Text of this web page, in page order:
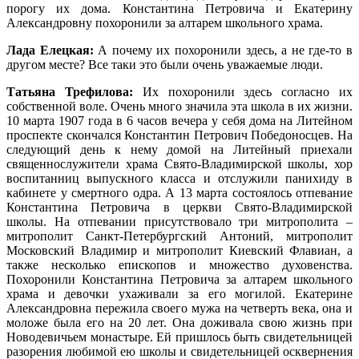
порогу их дома. Константина Петровича и Екатерину
Александровну похоронили за алтарем школьного храма.
Лада Елецкая: А почему их похоронили здесь, а не где-то в
другом месте? Все таки это были очень уважаемые люди.
Татьяна Трефилова: Их похоронили здесь согласно их
собственной воле. Очень много значила эта школа в их жизни.
10 марта 1907 года в 6 часов вечера у себя дома на Литейном
проспекте скончался Константин Петрович Победоносцев. На
следующий день к нему домой на Литейный приехали
священнослужители храма Свято-Владимирской школы, хор
воспитанниц выпускного класса и отслужили панихиду в
кабинете у смертного одра. А 13 марта состоялось отпевание
Константина Петровича в церкви Свято-Владимирской
школы. На отпевании присутствовало три митрополита –
митрополит Санкт-Петербургский Антоний, митрополит
Московский Владимир и митрополит Киевский Флавиан, а
также несколько епископов и множество духовенства.
Похоронили Константина Петровича за алтарем школьного
храма и девочки ухаживали за его могилой. Екатерине
Александровна пережила своего мужа на четверть века, она и
моложе была его на 20 лет. Она доживала свою жизнь при
Новодевичьем монастыре. Ей пришлось быть свидетельницей
разорения любимой ею школы и свидетельницей осквернения